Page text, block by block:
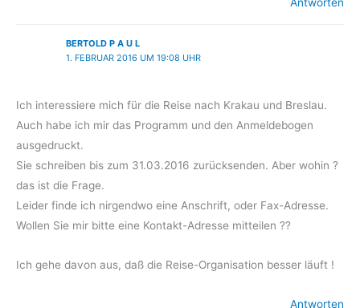
Antworten
BERTOLD P A U L
1. FEBRUAR 2016 UM 19:08 UHR
Ich interessiere mich für die Reise nach Krakau und Breslau.
Auch habe ich mir das Programm und den Anmeldebogen
ausgedruckt.
Sie schreiben bis zum 31.03.2016 zurücksenden. Aber wohin ?
das ist die Frage.
Leider finde ich nirgendwo eine Anschrift, oder Fax-Adresse.
Wollen Sie mir bitte eine Kontakt-Adresse mitteilen ??
Ich gehe davon aus, daß die Reise-Organisation besser läuft !
Antworten